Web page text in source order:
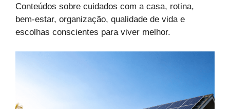
Conteúdos sobre cuidados com a casa, rotina,
bem-estar, organização, qualidade de vida e
escolhas conscientes para viver melhor.